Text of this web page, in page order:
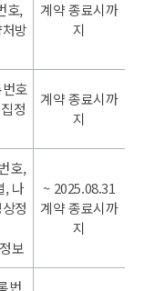
호,
방
계약 종료시까
지
호
정
계약 종료시까
지
호,
, 나
정
보
~ 2025.08.31
계약 종료시까
지
번